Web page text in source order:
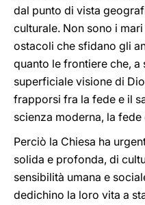
dal punto di vista
culturale. Non sono i
ostacoli che sfidano gli
quanto le frontiere che, a
superficiale visione di
frapporsi fra la fede e il
scienza moderna, la
Perciò la Chiesa ha
solida e profonda, di
sensibilità umana e
dedichino la loro vita a